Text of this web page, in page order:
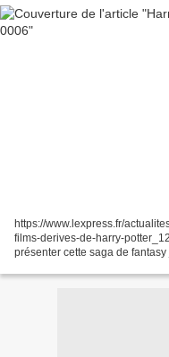
https://www.lexpress.fr/
films-derives-de-harry-
présenter cette saga de fantasy